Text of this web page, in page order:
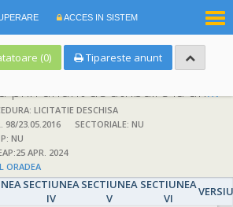
ACCES IN SISTEM
(0) Tipareste anunt
Achizitie atribuita prin anunt de atribuire la anunt de participare
LICITATIE DESCHISA
98/23.05.2016
SECTORIALE: NU
NU
APR. 2024
ORADEA
SECTIUNEA
IV
SECTIUNEA
V
SECTIUNEA
VI